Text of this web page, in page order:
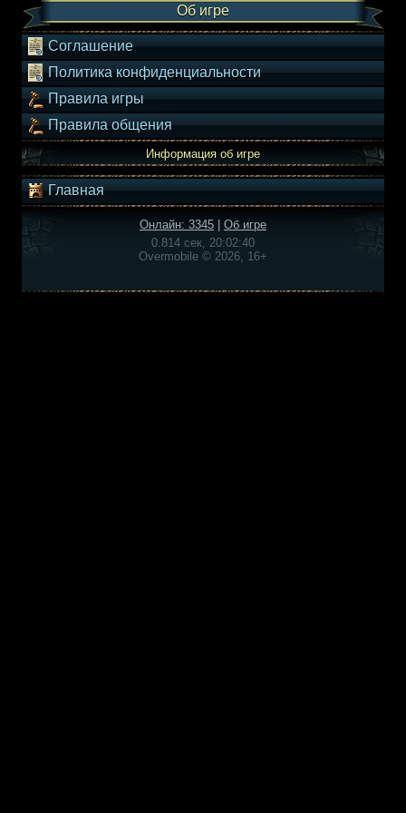
Об игре
Соглашение
Политика конфиденциальности
Правила игры
Правила общения
Информация об игре
Главная
Онлайн: 3345
Об игре
0.814 сек, 20:02:40
Overmobile © 2026, 16+